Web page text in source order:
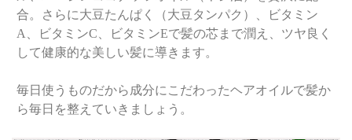
合。さらに大豆たんぱく（大豆タンパク）、ビタミン
A、ビタミンC、ビタミンEで髪の芯まで潤え、ツヤ良く
して健康的な美しい髪に導きます。
毎日使うものだから成分にこだわったヘアオイルで髪か
ら毎日を整えていきましょう。